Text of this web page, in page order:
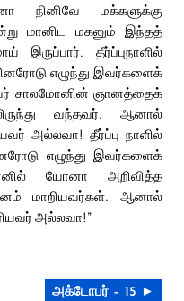
நினிவே மக்களுக்கு
மானிட மகனும் இந்தத்
இருப்பார். தீர்ப்புநாளில்
எழுந்து இவர்களைக்
சாலமோனின் ஞானத்தைக்
வந்தவர். ஆனால்
அல்லவா! தீர்ப்பு நாளில்
எழுந்து இவர்களைக்
யோனா அறிவித்த
மாறியவர்கள். ஆனால்
அல்லவா!”
அக்டோபர் – 15 ►